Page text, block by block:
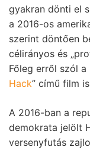
gyakran dönti el
a 2016-os
szerint döntően
célirányos és
Főleg erről szól
Hack” című film
A 2016-ban a
demokrata jelölt
versenyfutás